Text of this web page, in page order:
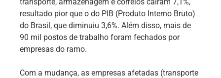
resultado pior que o do PIB (Produto Interno Bruto)
do Brasil, que diminuiu 3,6%. Além disso, mais de
90 mil postos de trabalho foram fechados por
empresas do ramo.
Com a mudança, as empresas afetadas (transporte